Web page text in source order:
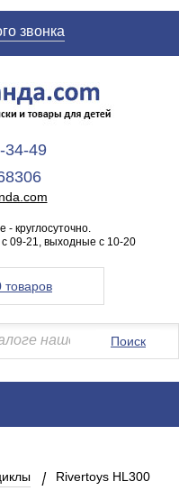
звонка
34-49
- круглосуточно.
09-21, выходные с 10-20
товаров
Поиск
Rivertoys HL300